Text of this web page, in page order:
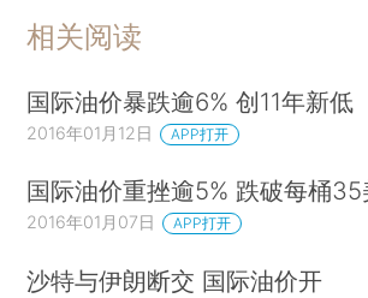
相关阅读
国际油价暴跌逾6% 创11年新低
2016年01月12日 APP打开
国际油价重挫逾5% 跌破每桶35
2016年01月07日 APP打开
沙特与伊朗断交 国际油价开